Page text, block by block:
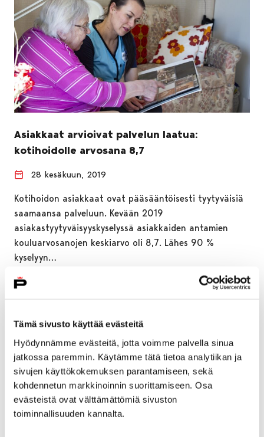
Tämä sivusto käyttää evästeitä
Hyödynnämme evästeitä, jotta voimme palvella sinua
jatkossa paremmin. Käytämme tätä tietoa analytiikan ja
sivujen käyttökokemuksen parantamiseen, sekä
kohdennetun markkinoinnin suorittamiseen. Osa
evästeistä ovat välttämättömiä sivuston
toiminnallisuuden kannalta.
Asiakkaat arvioivat palvelun laatua:
kotihoidolle arvosana 8,7
28 kesäkuun, 2019
Kotihoidon asiakkaat ovat pääsääntöisesti tyytyväisiä
saamaansa palveluun. Kevään 2019
asiakastyytyväisyyskyselyssä asiakkaiden antamien
kouluarvosanojen keskiarvo oli 8,7. Lähes 90 %
kyselyyn…